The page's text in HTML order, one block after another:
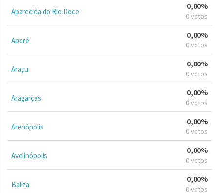
Aparecida do Rio Doce
0,00%
0 votos
Aporé
0,00%
0 votos
Araçu
0,00%
0 votos
Aragarças
0,00%
0 votos
Arenópolis
0,00%
0 votos
Avelinópolis
0,00%
0 votos
Baliza
0,00%
0 votos